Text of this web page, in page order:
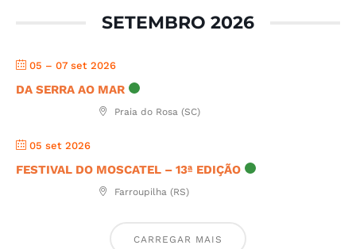
SETEMBRO 2026
05 – 07 set 2026
DA SERRA AO MAR
Praia do Rosa (SC)
05 set 2026
FESTIVAL DO MOSCATEL – 13ª EDIÇÃO
Farroupilha (RS)
CARREGAR MAIS